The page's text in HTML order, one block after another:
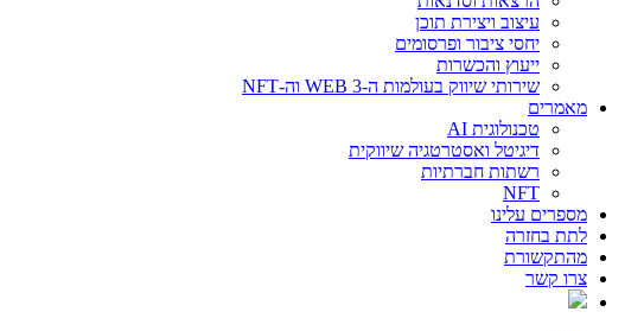
עיצוב ויצירת תוכן
יחסי ציבור ופרסומים
ייעוץ והכשרות
שירותי שיווק בעולמות ה-WEB 3 וה-NFT
מאמרים
טכנולוגית AI
דיגיטל ואסטרטגיה שיווקית
רשתות חברתיות
NFT
מספרים עלינו
לתת בחזרה
מהתקשורת
צרו קשר